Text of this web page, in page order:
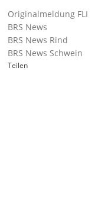
Originalmeldung FLI
BRS News
BRS News Rind
BRS News Schwein
Teilen